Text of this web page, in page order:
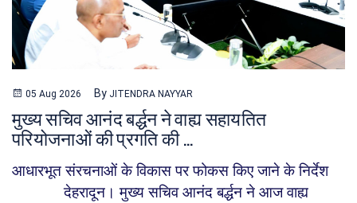
05 Aug 2026 By JITENDRA NAYYAR
मुख्य सचिव आनंद बर्द्धन ने वाह्य सहायतित
परियोजनाओं की प्रगति की ...
आधारभूत संरचनाओं के विकास पर फोकस किए जाने के निर्देश
देहरादून। मुख्य सचिव आनंद बर्द्धन ने आज वाह्य